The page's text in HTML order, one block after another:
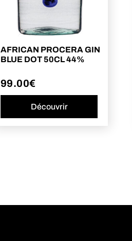
AFRICAN PROCERA GIN
BLUE DOT 50CL 44%
99.00€
Découvrir